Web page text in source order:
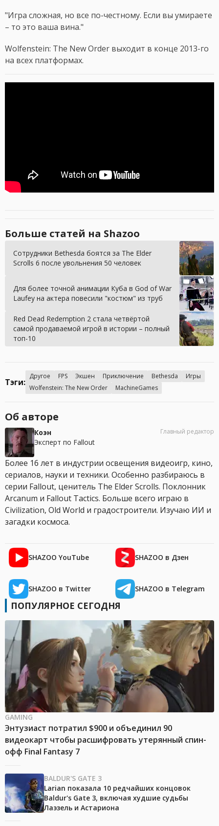
"Игра сложная, но все по-честному. Если вы умираете
– то это ваша вина."
Wolfenstein: The New Order выходит в конце 2013-го
на всех платформах.
Больше статей на Shazoo
Сотрудники Bethesda боятся за The Elder
Scrolls 6 после увольнения 50 человек
Для более точной анимации Куба в God of War
Laufey на актера повесили "костюм" из труб
Red Dead Redemption 2 стала четвёртой
самой продаваемой игрой в истории – полный
топ-10
Тэги:
Другое FPS Экшен Приключение Bethesda
Игры
Wolfenstein: The New Order
MachineGames
Об авторе
Коэн
Эксперт по Fallout
Главный редактор
Более 16 лет в индустрии освещения видеоигр, кино,
сериалов, науки и техники. Особенно разбираюсь в
серии Fallout, ценитель The Elder Scrolls. Поклонник
Arcanum и Fallout Tactics. Больше всего играю в
Civilization, Old World и градостроители. Изучаю ИИ и
загадки космоса.
SHAZOO YouTube SHAZOO в Дзен
SHAZOO в Twitter SHAZOO в Telegram
ПОПУЛЯРНОЕ СЕГОДНЯ
GAMING
Энтузиаст потратил $900 и объединил 90
видеокарт чтобы расшифровать утерянный спин-
офф Final Fantasy 7
BALDUR'S GATE 3
Larian показала 10 редчайших концовок
Baldur's Gate 3, включая худшие судьбы
Лаэзель и Астариона